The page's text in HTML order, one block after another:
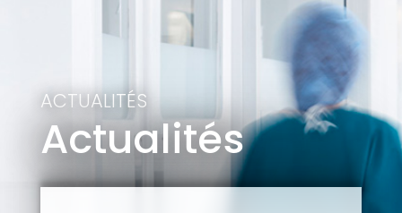
ACTUALITÉS
Actualités